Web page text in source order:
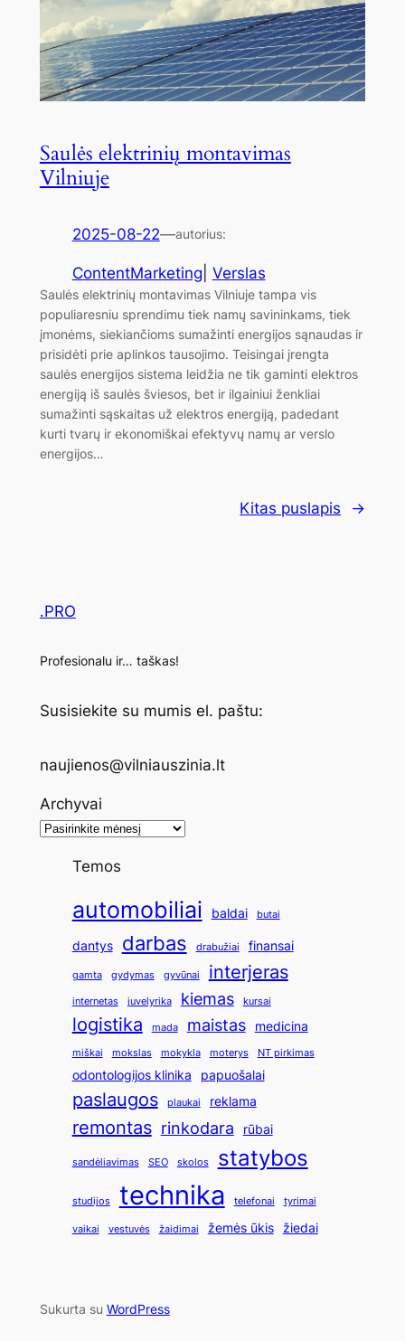
Saulės elektrinių montavimas
Vilniuje
2025-08-22—autorius:
ContentMarketing Verslas
Saulės elektrinių montavimas Vilniuje tampa vis
populiaresniu sprendimu tiek namų savininkams, tiek
įmonėms, siekiančioms sumažinti energijos sąnaudas ir
prisidėti prie aplinkos tausojimo. Teisingai įrengta
saulės energijos sistema leidžia ne tik gaminti elektros
energiją iš saulės šviesos, bet ir ilgainiui ženkliai
sumažinti sąskaitas už elektros energiją, padedant
kurti tvarų ir ekonomiškai efektyvų namų ar verslo
energijos…
Kitas puslapis →
.PRO
Profesionalu ir… taškas!
Susisiekite su mumis el. paštu:
naujienos@vilniauszinia.lt
Archyvai
Temos
automobiliai baldai butai
dantys darbas drabužiai finansai
gamta gydymas gyvūnai interjeras
internetas juvelyrika kiemas kursai
logistika mada maistas medicina
miškai mokslas mokykla moterys NT pirkimas
odontologijos klinika papuošalai
paslaugos plaukai reklama
remontas rinkodara rūbai
sandėliavimas SEO skolos statybos
studijos technika telefonai tyrimai
vaikai vestuvės žaidimai žemės ūkis žiedai
Sukurta su WordPress